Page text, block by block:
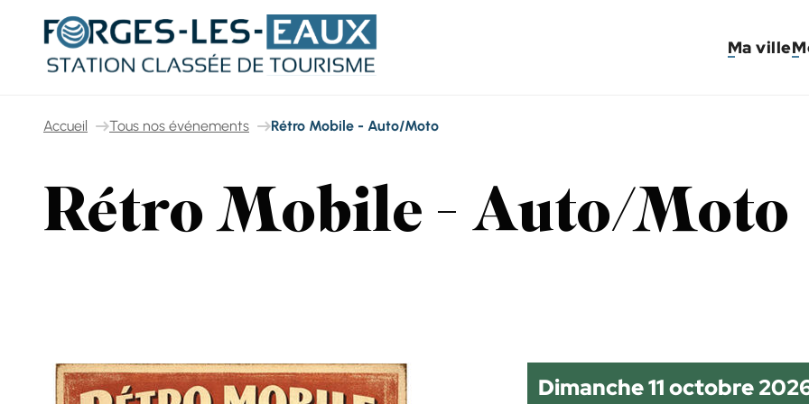
Ma ville
Accueil Tous nos événements Rétro Mobile - Auto/Moto
Rétro Mobile - Auto/Moto
Dimanche 11 octobre